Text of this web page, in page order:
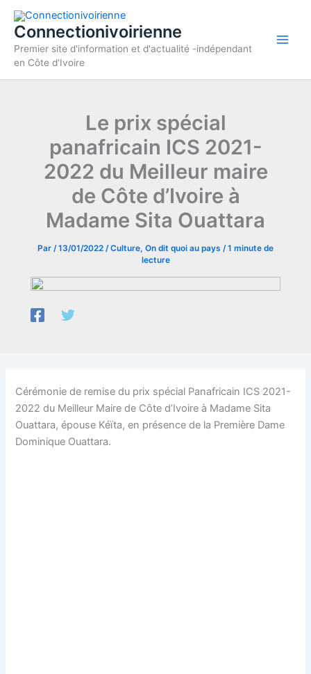
Aller
contenu
Connectionivoirienne
Premier site d'information et d'actualité -indépendant
en Côte d'Ivoire
Le prix spécial
panafricain ICS 2021-
2022 du Meilleur maire
de Côte d’Ivoire à
Madame Sita Ouattara
Par /13/01/2022 /Culture, On dit quoi au pays /1 minute de
lecture
Cérémonie de remise du prix spécial Panafricain ICS 2021-
2022 du Meilleur Maire de Côte d’Ivoire à Madame Sita
Ouattara, épouse Kéïta, en présence de la Première Dame
Dominique Ouattara.